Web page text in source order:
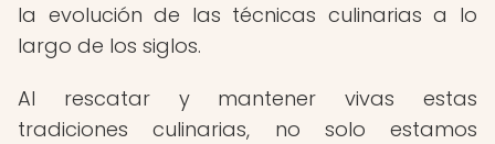
la evolución de las técnicas culinarias a lo
largo de los siglos.
Al rescatar y mantener vivas estas
tradiciones culinarias, no solo estamos